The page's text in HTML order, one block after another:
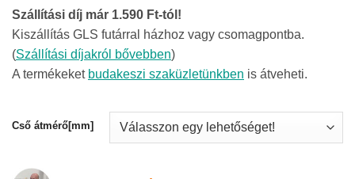
Szállítási díj már 1.590 Ft-tól!
Kiszállítás GLS futárral házhoz vagy csomagpontba.
(Szállítási díjakról bővebben)
A termékeket budakeszi szaküzletünkben is átveheti.
Cső átmérő[mm]